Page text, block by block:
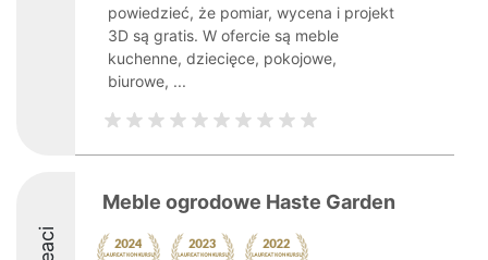
powiedzieć, że pomiar, wycena i projekt
3D są gratis. W ofercie są meble
kuchenne, dziecięce, pokojowe,
biurowe, ...
Meble ogrodowe Haste Garden